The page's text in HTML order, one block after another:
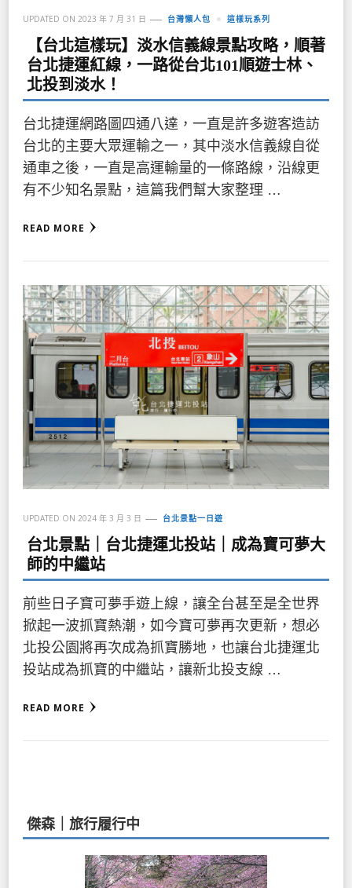
UPDATED ON 2023 年 7 月 31 日 台灣懶人包 這樣玩系列
【台北這樣玩】淡水信義線景點攻略，順著
台北捷運紅線，一路從台北101順遊士林、
北投到淡水！
台北捷運網路圖四通八達，一直是許多遊客造訪
台北的主要大眾運輸之一，其中淡水信義線自從
通車之後，一直是高運輸量的一條路線，沿線更
有不少知名景點，這篇我們幫大家整理 …
READ MORE
UPDATED ON 2024 年 3 月 3 日 台北景點一日遊
台北景點｜台北捷運北投站｜成為寶可夢大
師的中繼站
前些日子寶可夢手遊上線，讓全台甚至是全世界
掀起一波抓寶熱潮，如今寶可夢再次更新，想必
北投公園將再次成為抓寶勝地，也讓台北捷運北
投站成為抓寶的中繼站，讓新北投支線 …
READ MORE
傑森｜旅行履行中